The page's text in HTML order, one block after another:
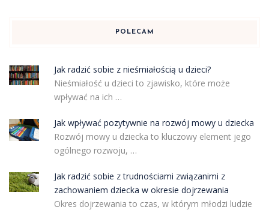
POLECAM
Jak radzić sobie z nieśmiałością u dzieci?
Nieśmiałość u dzieci to zjawisko, które może
wpływać na ich …
Jak wpływać pozytywnie na rozwój mowy u dziecka
Rozwój mowy u dziecka to kluczowy element jego
ogólnego rozwoju, …
Jak radzić sobie z trudnościami związanimi z
zachowaniem dziecka w okresie dojrzewania
Okres dojrzewania to czas, w którym młodzi ludzie